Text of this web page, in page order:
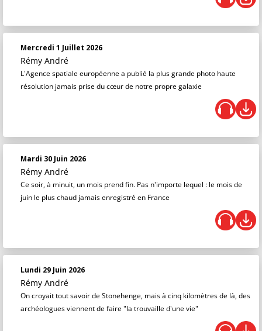
Mercredi 1 Juillet 2026
Rémy André
L'Agence spatiale européenne a publié la plus grande photo haute
résolution jamais prise du cœur de notre propre galaxie
Mardi 30 Juin 2026
Rémy André
Ce soir, à minuit, un mois prend fin. Pas n'importe lequel : le mois de
juin le plus chaud jamais enregistré en France
Lundi 29 Juin 2026
Rémy André
On croyait tout savoir de Stonehenge, mais à cinq kilomètres de là, des
archéologues viennent de faire "la trouvaille d'une vie"